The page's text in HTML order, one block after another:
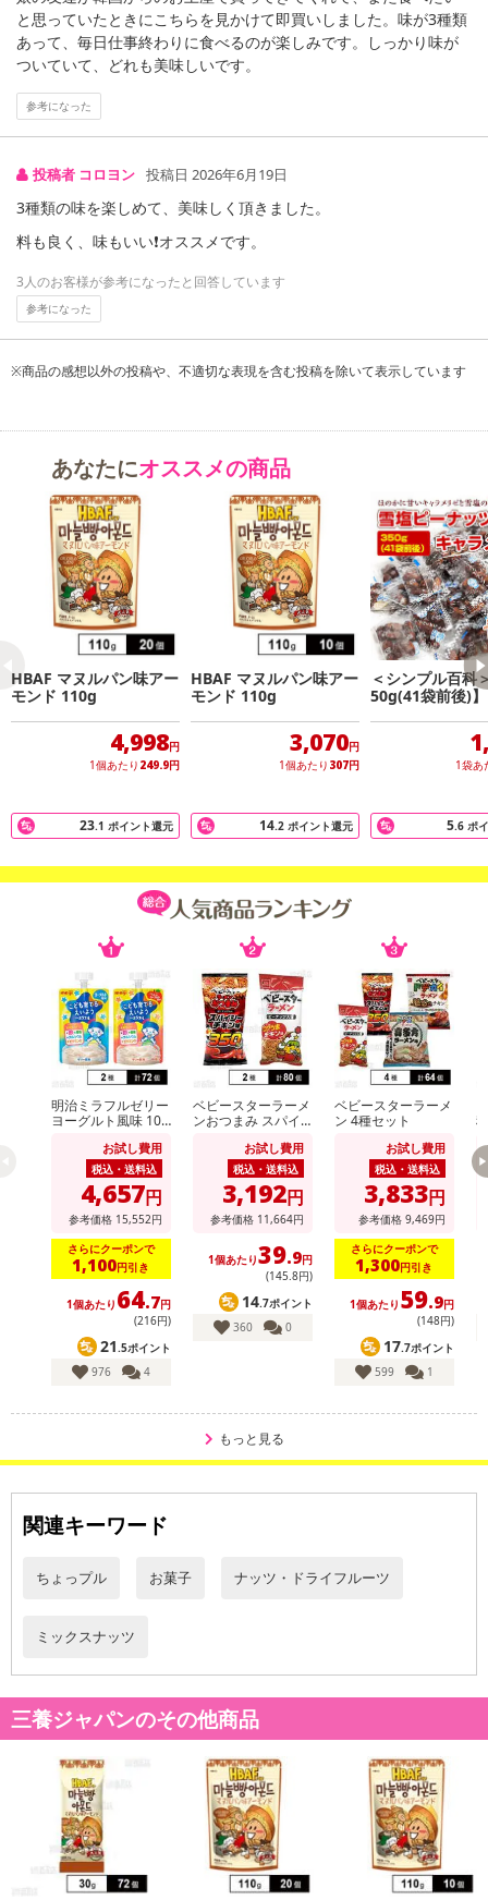
アレルギー表示:
【HBAF マヌルパン味アーモンド】
小麦・乳成分・アーモンド・大豆
本製品の製造工場では、卵・落花生・くるみ・カシューナッツ・鶏肉・ゼラチン・マカダミア
【HBAF ワサビ味アーモンド】
乳成分・アーモンド・大豆
ダミアナッツを含む製品を製造しています。
【HBAF ハニーバター味ミックスナッツ】
くるみ・乳成分・アーモンド・カシューナッツ・大豆・マカダミアナッツ
本製品の製造工場では、小麦・卵・落花生・鶏肉・ゼラチンを含む製品を製造しています。
と思っていたときにこちらを見かけて即買いしました。味が3種類
あって、毎日仕事終わりに食べるのが楽しみです。しっかり味が
ついていて、どれも美味しいです。
参考になった
投稿者 コロヨン 投稿日 2026年6月19日
3種類の味を楽しめて、美味しく頂きました。
料も良く、味もいい❗️オススメです。
3人のお客様が参考になったと回答しています
参考になった
※商品の感想以外の投稿や、不適切な表現を含む投稿を除いて表示しています
あなたにオススメの商品
HBAF マヌルパン味アー
モンド 110g
4,998円
1個あたり 249.9円
23.1 ポイント還元
HBAF マヌルパン味アー
モンド 110g
3,070円
1個あたり 307円
14.2 ポイント還元
＜シンプル百科
50g(41袋前後)
甘さと塩気が絶
1袋あ
5.6 ポ
明治ミラフルゼリー
ヨーグルト風味 100
ト風味 100gお試し費用
税込・送料込
4,657円
参考価格 15,552円
さらにクーポンで
1,100円引き
1個あたり 64.7円
(216円)
21.5ポイント
976
4
ベビースターラーメ
ンおつまみ スパイ
ベビースターラーメ
ン コクうまチキン
味 64g
お試し費用
税込・送料込
3,192円
参考価格 11,664円
1個あたり39.9円
(145 .8円)
14.7ポイント
360
0
ベビースターラーメ
ン 4種セット
お試し費用
税込・送料込
3,833円
参考価格 9,469円
さらにクーポンで
1,300円引き
1個あたり 59.9円
(148円)
17.7ポイント
599
1
もっと見る
関連キーワード
ちょっプル お菓子 ナッツ・ドライフルーツ
ミックスナッツ
三養ジャパンのその他商品